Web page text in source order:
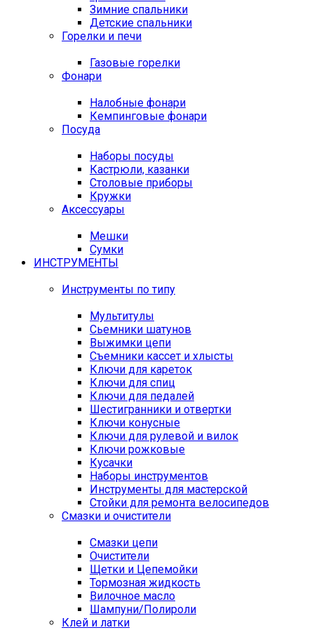
Зимние спальники
Детские спальники
Горелки и печи
Газовые горелки
Фонари
Налобные фонари
Кемпинговые фонари
Посуда
Наборы посуды
Кастрюли, казанки
Столовые приборы
Кружки
Аксессуары
Мешки
Сумки
ИНСТРУМЕНТЫ
Инструменты по типу
Мультитулы
Сьемники шатунов
Выжимки цепи
Съемники кассет и хлысты
Ключи для кареток
Ключи для спиц
Ключи для педалей
Шестигранники и отвертки
Ключи конусные
Ключи для рулевой и вилок
Ключи рожковые
Кусачки
Наборы инструментов
Инструменты для мастерской
Стойки для ремонта велосипедов
Смазки и очистители
Смазки цепи
Очистители
Щетки и Цепемойки
Тормозная жидкость
Вилочное масло
Шампуни/Полироли
Клей и латки